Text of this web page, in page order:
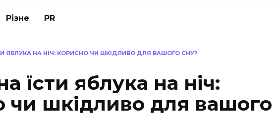
Різне PR
ЯБЛУКА НА НІЧ: КОРИСНО ЧИ ШКІДЛИВО ДЛЯ ВАШОГО СНУ?
їсти яблука на ніч:
чи шкідливо для вашого